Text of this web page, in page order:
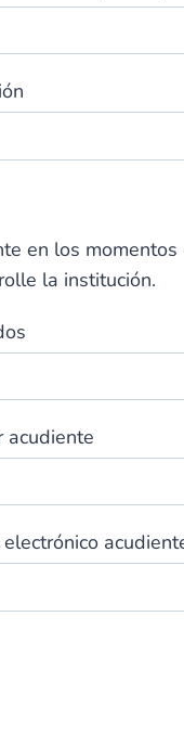
en los
la institución.
acudiente
electrónico